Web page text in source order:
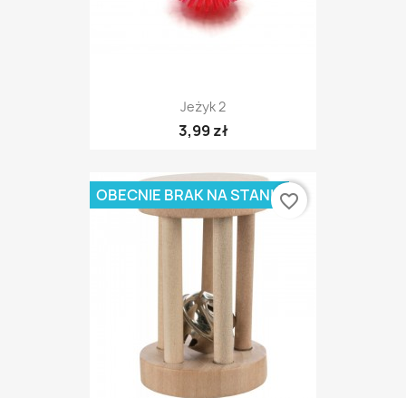
Jeżyk 2
3,99 zł
OBECNIE BRAK NA STANIEfavorite_border